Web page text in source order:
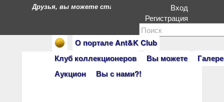
О портале Ant&K Club
Клуб коллекционеров
Вы можете
Аукцион
Вы с нами?!
Друзья, вы можете стать героями нашего портала.
Вход
Регистрация